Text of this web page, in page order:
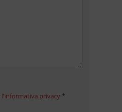
l'informativa privacy *